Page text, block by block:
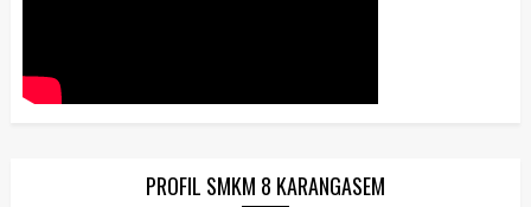
PROFIL SMKM 8 KARANGASEM